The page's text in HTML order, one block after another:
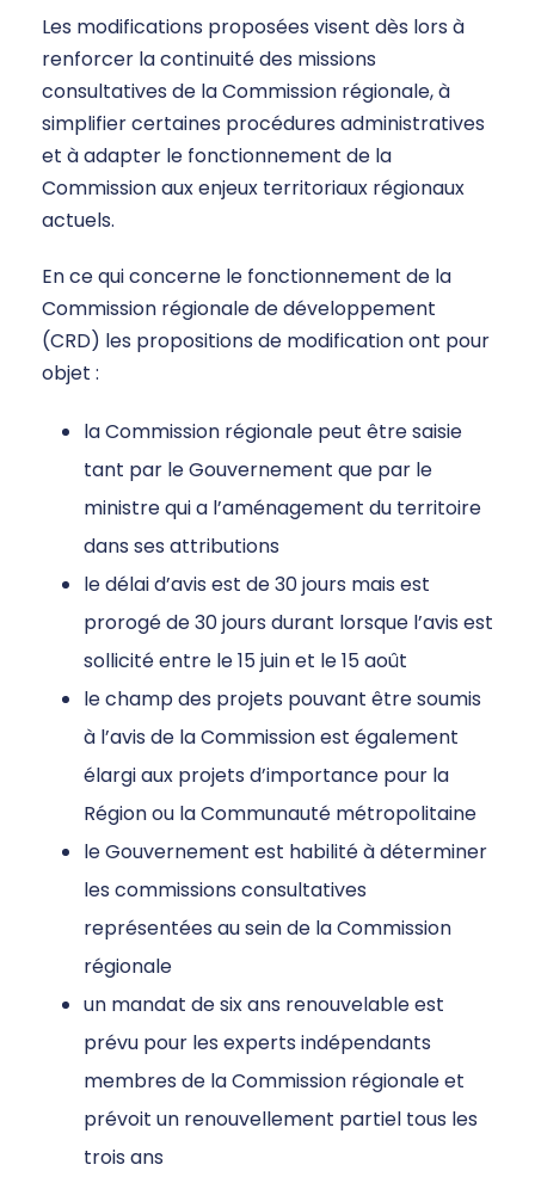
Les modifications proposées visent dès lors à
renforcer la continuité des missions
consultatives de la Commission régionale, à
simplifier certaines procédures administratives
et à adapter le fonctionnement de la
Commission aux enjeux territoriaux régionaux
actuels.
En ce qui concerne le fonctionnement de la
Commission régionale de développement
(CRD) les propositions de modification ont pour
objet :
la Commission régionale peut être saisie
tant par le Gouvernement que par le
ministre qui a l’aménagement du territoire
dans ses attributions
le délai d’avis est de 30 jours mais est
prorogé de 30 jours durant lorsque l’avis est
sollicité entre le 15 juin et le 15 août
le champ des projets pouvant être soumis
à l’avis de la Commission est également
élargi aux projets d’importance pour la
Région ou la Communauté métropolitaine
le Gouvernement est habilité à déterminer
les commissions consultatives
représentées au sein de la Commission
régionale
un mandat de six ans renouvelable est
prévu pour les experts indépendants
membres de la Commission régionale et
prévoit un renouvellement partiel tous les
trois ans